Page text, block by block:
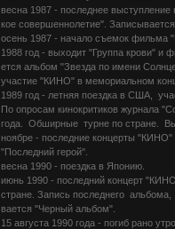
весна 1987 - последнее
кое совершеннолетие".
осень 1987 - начало съемок фильма
1988 год - выходит "Группа крови"
ется альбом "Звезда по имени
участие "КИНО" в мемориальном
1989 год - летняя поездка в США,
По опросам кинокритиков журнала
года. Обширные турне по стране.
ноябре - последние концерты "КИНО"
"Последний герой".
весна 1990 - поездка в Японию.
июнь 1990 - последний концерт
стране. Запись последнего
вается "Черный альбом".
15 августа 1990 года - погиб рано